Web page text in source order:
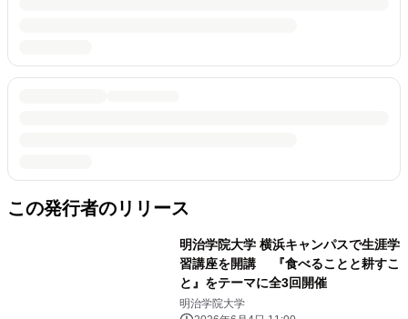
この発行者のリリース
明治学院大学 横浜キャンパスで生涯学
習講座を開講 『食べることと耕すこ
と』をテーマに全3回開催
明治学院大学